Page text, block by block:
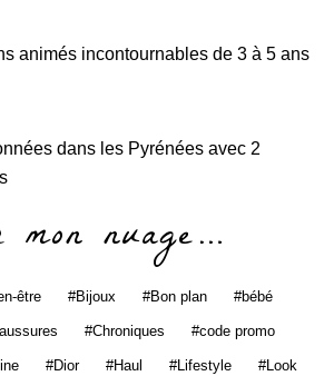
animés incontournables de 3 à 5 ans
dans les Pyrénées avec 2
mon nuage…
être Bijoux Bon plan bébé
Chroniques code promo
Dior Haul Lifestyle Look